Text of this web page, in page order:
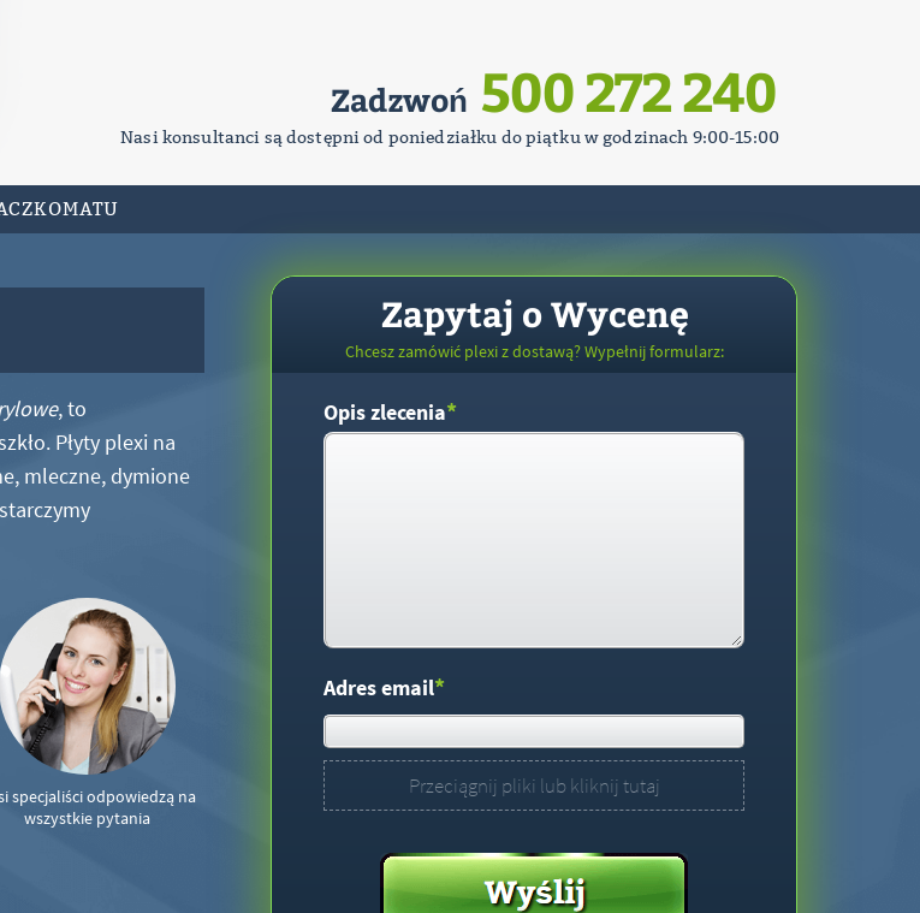
Zadzwoń 500 272 240
Nasi konsultanci są dostępni od poniedziałku do piątku w godzinach 9:00-15:00
, to
Płyty plexi na
mleczne, dymione
specjaliści odpowiedzą na
wszystkie pytania
Zapytaj o Wycenę
Chcesz zamówić plexi z dostawą? Wypełnij formularz:
Opis zlecenia*
Adres email*
Przeciągnij pliki lub kliknij tutaj